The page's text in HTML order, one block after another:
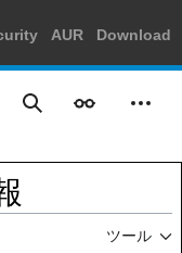
AUR Download
検索 表示 個人
ツール